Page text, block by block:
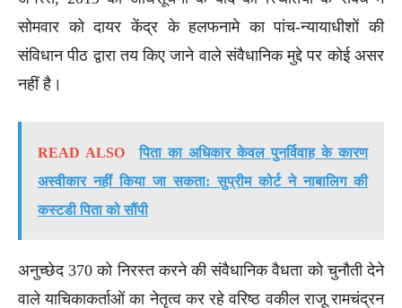
सोमवार को दायर केंद्र के हलफनामे का पांच-न्यायाधीशों की
संविधान पीठ द्वारा तय किए जाने वाले संवैधानिक मुद्दे पर कोई असर
नहीं है।
READ ALSO
पिता का अधिकार केवल पुनर्विवाह के कारण
अस्वीकार नहीं किया जा सकता: सुप्रीम कोर्ट ने नाबालिग की
कस्टडी पिता को सौंपी
अनुच्छेद 370 को निरस्त करने की संवैधानिक वैधता को चुनौती देने
वाले याचिकाकर्ताओं का नेतृत्व कर रहे वरिष्ठ वकील राजू रामचंद्रन